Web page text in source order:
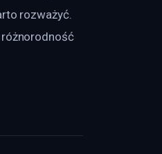
rozważyć.